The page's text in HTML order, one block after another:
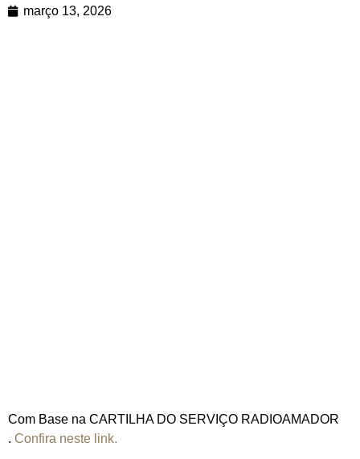
março 13, 2026
Com Base na CARTILHA DO SERVIÇO RADIOAMADOR
. Confira neste link.